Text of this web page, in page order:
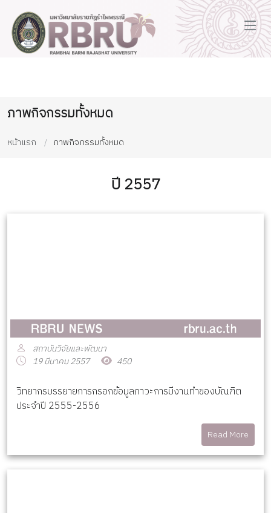
ภาพกิจกรรมทั้งหมด
หน้าแรก ภาพกิจกรรมทั้งหมด
ปี 2557
สถาบันวิจัยและพัฒนา
19 มีนาคม 2557
450
วิทยากรบรรยายการกรอกข้อมูลภาวะการมีงานทำของบัณฑิต
ประจำปี 2555-2556
Read More